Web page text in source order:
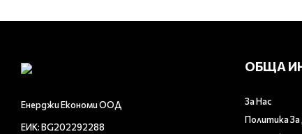
Енерджи Економи ООД
ЕИК: BG202292288
ОБЩА
За Нас
Политика